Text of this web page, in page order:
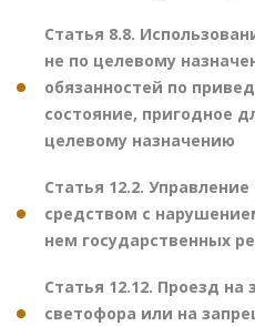
Статья 8.8.
не по целевому
обязанностей по
состояние, пригодное
целевому назначению
Статья 12.2.
средством с
нем государственных
Статья 12.12. Проезд
светофора или на